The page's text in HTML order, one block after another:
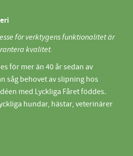
för verktygens funktionalitet är
kvalitet.
för mer än 40 år sedan av
såg behovet av slipning hos
med Lyckliga Fåret föddes.
hundar, hästar, veterinärer